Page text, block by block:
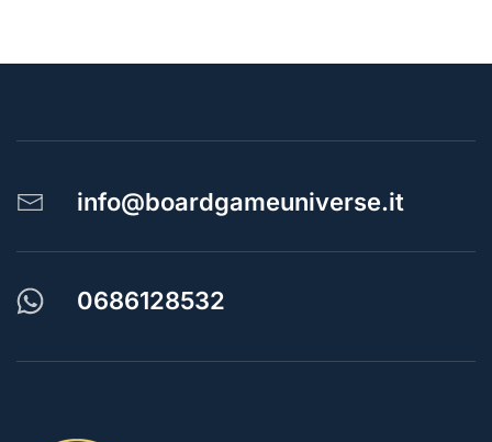
info@boardgameuniverse.it
0686128532